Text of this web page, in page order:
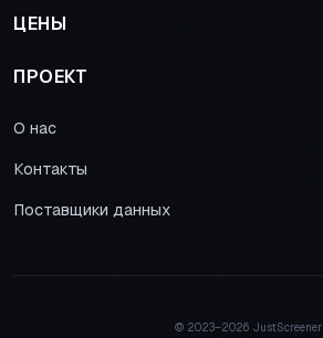
ЦЕНЫ
ПРОЕКТ
О нас
Контакты
Поставщики данных
© 2023–2026 JustScreener